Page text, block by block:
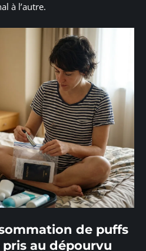
à l’autre.
de puffs
au dépourvu